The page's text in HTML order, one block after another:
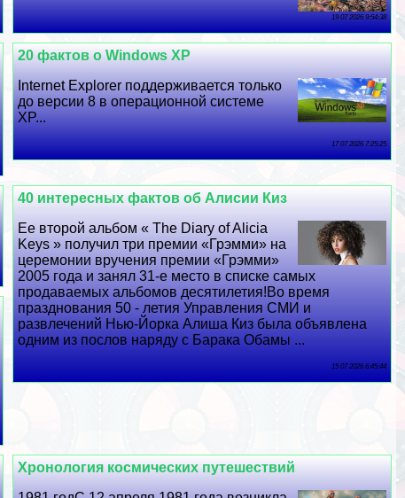
19 07 2026 9:54:38
20 фактов о Windows XP
Internet Explorer поддерживается только
до версии 8 в операционной системе
XP...
17 07 2026 7:25:25
40 интересных фактов об Алисии Киз
Ее второй альбом « The Diary of Alicia
Keys » получил три премии «Грэмми» на
церемонии вручения премии «Грэмми»
2005 года и занял 31-е место в списке самых
продаваемых альбомов десятилетия!Во время
празднования 50 - летия Управления СМИ и
развлечений Нью-Йорка Алиша Киз была объявлена ​​
одним из послов наряду с Баpaка Обамы ...
15 07 2026 6:45:44
Хронология космических путешествий